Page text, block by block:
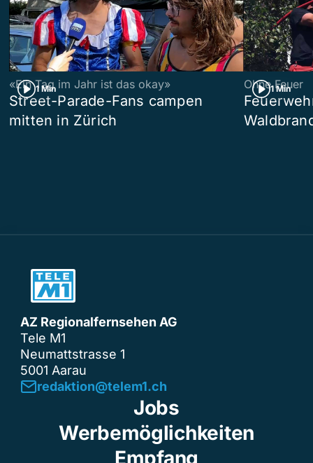
1 Min
«Ein Tag im Jahr ist das okay»
Street-Parade-Fans campen
mitten in Zürich
1 Min
Ohne Feuer
AZ Regionalfernsehen AG
Tele M1
Neumattstrasse 1
5001 Aarau
redaktion@telem1.ch
Jobs
Werbemöglichkeiten